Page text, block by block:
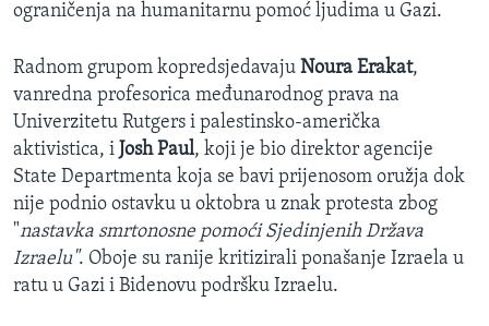
ograničenja na humanitarnu pomoć ljudima u Gazi.
Radnom grupom kopredsjedavaju Noura Erakat,
vanredna profesorica međunarodnog prava na
Univerzitetu Rutgers i palestinsko-američka
aktivistica, i Josh Paul, koji je bio direktor agencije
State Departmenta koja se bavi prijenosom oružja dok
nije podnio ostavku u oktobra u znak protesta zbog
"nastavka smrtonosne pomoći Sjedinjenih Država
Izraelu". Oboje su ranije kritizirali ponašanje Izraela u
ratu u Gazi i Bidenovu podršku Izraelu.